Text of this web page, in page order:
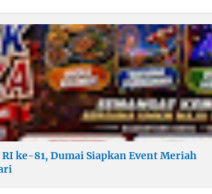
RI ke-81, Dumai Siapkan Event Meriah